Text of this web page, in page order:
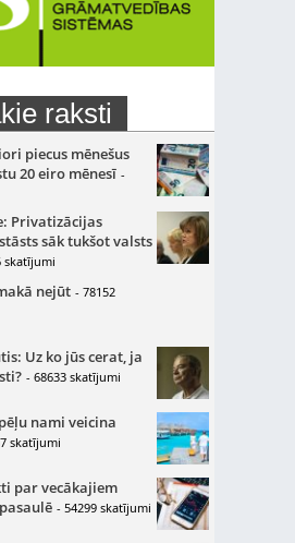
raksti
piecus mēnešus
20 eiro mēnesī -
Privatizācijas
sāk tukšot valsts
skatījumi
nejūt - 78152
Uz ko jūs cerat, ja
- 68633 skatījumi
nami veicina
skatījumi
par vecākajiem
- 54299 skatījumi